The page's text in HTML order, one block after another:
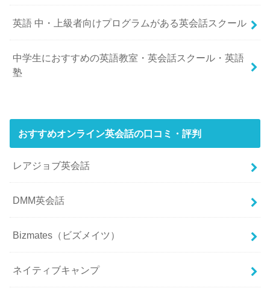
英語 中・上級者向けプログラムがある英会話スクール
中学生におすすめの英語教室・英会話スクール・英語
塾
おすすめオンライン英会話の口コミ・評判
レアジョブ英会話
DMM英会話
Bizmates（ビズメイツ）
ネイティブキャンプ